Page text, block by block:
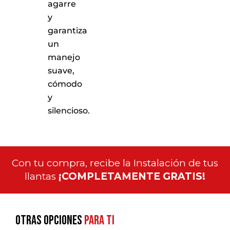
agarre
y
garantiza
un
manejo
suave,
cómodo
y
silencioso.
Con tu compra, recibe la Instalación de tus
llantas ¡COMPLETAMENTE GRATIS!
Otras opcionespara ti